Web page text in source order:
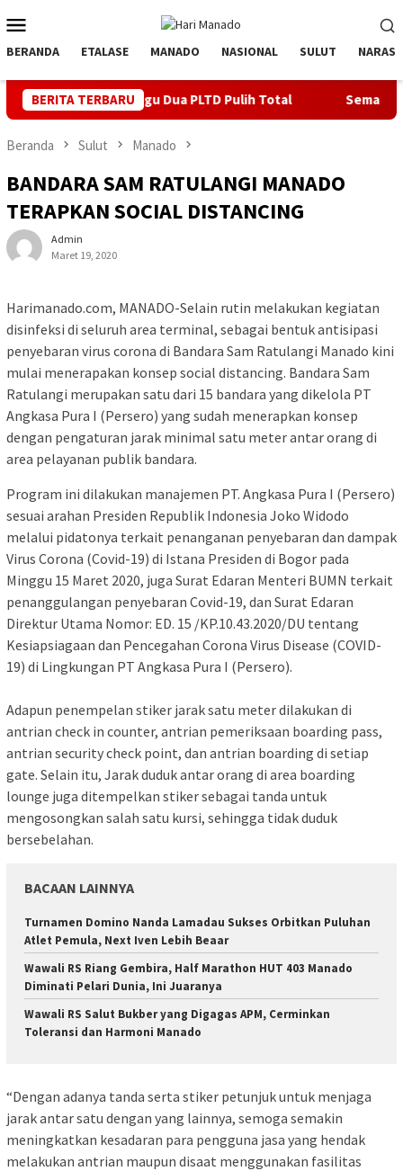
ke
kontenMobile
BERANDA ETALASE MANADO NASIONAL SULUT NARASI
BERITA TERBARU
Minggu Dua PLTD Pulih Total Semarakkan HUT ke 81
Beranda Sulut Manado
BANDARA SAM RATULANGI MANADO
TERAPKAN SOCIAL DISTANCING
Admin
Maret 19, 2020
Harimanado.com, MANADO-Selain rutin melakukan kegiatan
disinfeksi di seluruh area terminal, sebagai bentuk antisipasi
penyebaran virus corona di Bandara Sam Ratulangi Manado kini
mulai menerapakan konsep social distancing. Bandara Sam
Ratulangi merupakan satu dari 15 bandara yang dikelola PT
Angkasa Pura I (Persero) yang sudah menerapkan konsep
dengan pengaturan jarak minimal satu meter antar orang di
area pelayanan publik bandara.
Program ini dilakukan manajemen PT. Angkasa Pura I (Persero)
sesuai arahan Presiden Republik Indonesia Joko Widodo
melalui pidatonya terkait penanganan penyebaran dan dampak
Virus Corona (Covid-19) di Istana Presiden di Bogor pada
Minggu 15 Maret 2020, juga Surat Edaran Menteri BUMN terkait
penanggulangan penyebaran Covid-19, dan Surat Edaran
Direktur Utama Nomor: ED. 15 /KP.10.43.2020/DU tentang
Kesiapsiagaan dan Pencegahan Corona Virus Disease (COVID-
19) di Lingkungan PT Angkasa Pura I (Persero).
Adapun penempelan stiker jarak satu meter dilakukan di
antrian check in counter, antrian pemeriksaan boarding pass,
antrian security check point, dan antrian boarding di setiap
gate. Selain itu, Jarak duduk antar orang di area boarding
lounge juga ditempelkan stiker sebagai tanda untuk
mengosongkan salah satu kursi, sehingga tidak duduk
bersebelahan.
BACAAN LAINNYA
Turnamen Domino Nanda Lamadau Sukses Orbitkan Puluhan
Atlet Pemula, Next Iven Lebih Beaar
Wawali RS Riang Gembira, Half Marathon HUT 403 Manado
Diminati Pelari Dunia, Ini Juaranya
Wawali RS Salut Bukber yang Digagas APM, Cerminkan
Toleransi dan Harmoni Manado
“Dengan adanya tanda serta stiker petunjuk untuk menjaga
jarak antar satu dengan yang lainnya, semoga semakin
meningkatkan kesadaran para pengguna jasa yang hendak
melakukan antrian maupun disaat menggunakan fasilitas